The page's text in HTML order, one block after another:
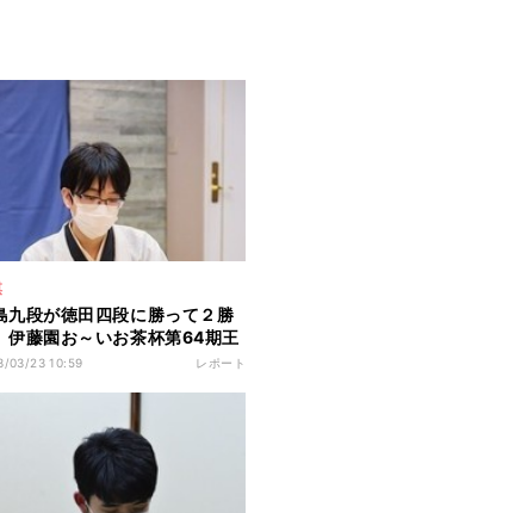
九段が徳田四段に勝って２勝
藤園お～いお茶杯第64期王
挑戦者決定リーグ
03/23 10:59 レポート